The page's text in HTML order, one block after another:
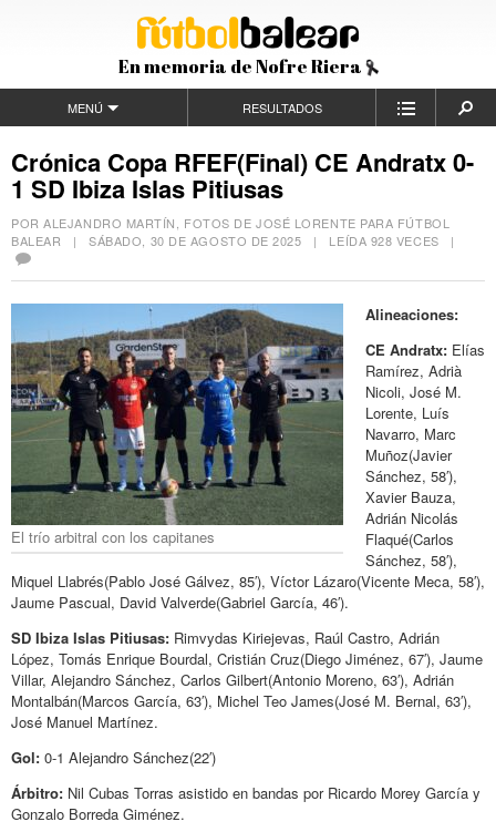
En memoria de Nofre Riera
MENÚ RESULTADOS
Crónica Copa RFEF(Final) CE Andratx 0-
1 SD Ibiza Islas Pitiusas
POR ALEJANDRO MARTÍN, FOTOS DE JOSÉ LORENTE PARA FÚTBOL
BALEAR |SÁBADO, 30 DE AGOSTO DE 2025 | LEÍDA 928 VECES |
El trío arbitral con los capitanes
Alineaciones:
CE Andratx: Elías
Ramírez, Adrià
Nicoli, José M.
Lorente, Luís
Navarro, Marc
Muñoz(Javier
Sánchez, 58′),
Xavier Bauza,
Adrián Nicolás
Flaqué(Carlos
Sánchez, 58′),
Miquel Llabrés(Pablo José Gálvez, 85′), Víctor Lázaro(Vicente Meca, 58′),
Jaume Pascual, David Valverde(Gabriel García, 46′).
SD Ibiza Islas Pitiusas: Rimvydas Kiriejevas, Raúl Castro, Adrián
López, Tomás Enrique Bourdal, Cristián Cruz(Diego Jiménez, 67′), Jaume
Villar, Alejandro Sánchez, Carlos Gilbert(Antonio Moreno, 63′), Adrián
Montalbán(Marcos García, 63′), Michel Teo James(José M. Bernal, 63′),
José Manuel Martínez.
Gol: 0-1 Alejandro Sánchez(22′)
Árbitro: Nil Cubas Torras asistido en bandas por Ricardo Morey García y
Gonzalo Borreda Giménez.